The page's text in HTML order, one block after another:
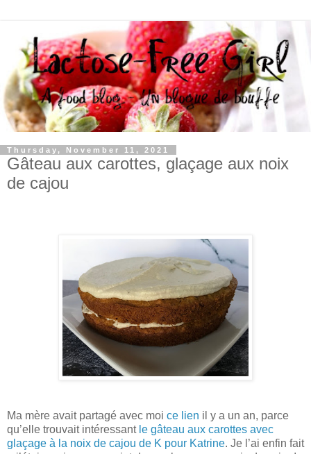
Thursday, November 11, 2021
Gâteau aux carottes, glaçage aux noix
de cajou
Ma mère avait partagé avec moi ce lien il y a un an, parce
qu’elle trouvait intéressant le gâteau aux carottes avec
glaçage à la noix de cajou de K pour Katrine. Je l’ai enfin fait